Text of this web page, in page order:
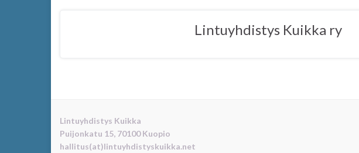
Lintuyhdistys Kuikka ry
Lintuyhdistys Kuikka
Puijonkatu 15, 70100 Kuopio
hallitus(at)lintuyhdistyskuikka.net